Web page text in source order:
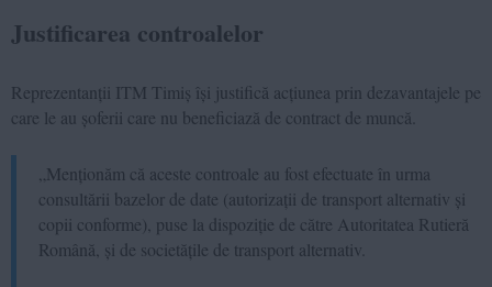
Justificarea controalelor
Reprezentanții ITM Timiș își justifică acțiunea prin dezavantajele pe
care le au șoferii care nu beneficiază de contract de muncă.
„Menționăm că aceste controale au fost efectuate în urma
consultării bazelor de date (autorizații de transport alternativ și
copii conforme), puse la dispoziție de către Autoritatea Rutieră
Română, și de societățile de transport alternativ.